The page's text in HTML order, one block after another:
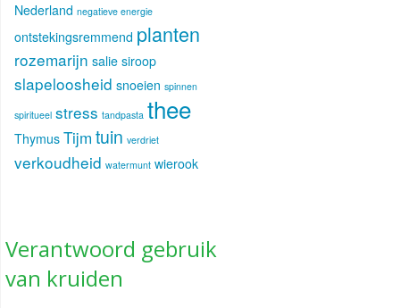
Nederland negatieve energie
ontstekingsremmend planten
rozemarijn salie siroop
slapeloosheid snoeien spinnen
spiritueel stress tandpasta thee
Thymus Tijm tuin verdriet
verkoudheid watermunt wierook
Verantwoord gebruik
van kruiden